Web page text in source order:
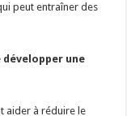
peut entraîner des
développer une
aider à réduire le